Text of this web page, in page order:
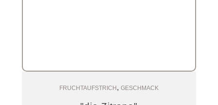
Zum Warenkorb
FRUCHTAUFSTRICH, GESCHMACK